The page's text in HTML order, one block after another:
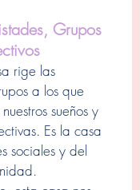
Grupos
rige las
a los que
sueños y
Es la casa
sociales y del